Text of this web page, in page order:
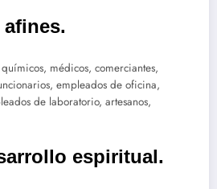
médicos, comerciantes,
empleados de oficina,
de laboratorio, artesanos,
espiritual.